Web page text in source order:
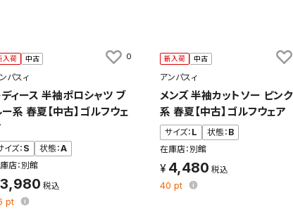
入荷 中古
パスィ
ディース 半袖ポロシャツ ブ
ー系 春夏【中古】ゴルフウェ
イズ： S 状態：A
店：別館
3,980
pt
0 新入荷 中古
アンパスィ
メンズ 半袖カットソー ピンク
系 春夏【中古】ゴルフウェア
サイズ： L 状態： B
在庫店：別館
4,480
40 pt